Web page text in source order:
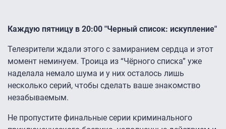
Каждую пятницу в 20:00 "Черный список: искупление"
Телезрители ждали этого с замиранием сердца и этот
момент неминуем. Троица из “Чёрного списка” уже
наделала немало шума и у них осталось лишь
несколько серий, чтобы сделать ваше знакомство
незабываемым.
Не пропустите финальные серии криминального